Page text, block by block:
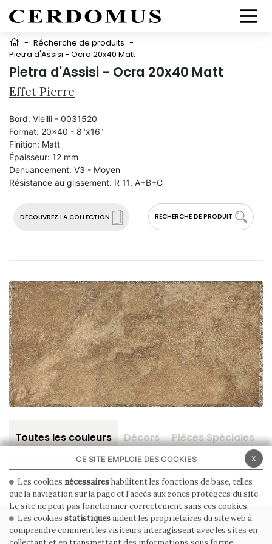
- Récherche de produits -
Pietra d'Assisi - Ocra 20x40 Matt
Pietra d'Assisi - Ocra 20x40 Matt
Effet Pierre
DÉCOUVREZ LA COLLECTION RECHERCHE DE PRODUIT
Bord: Vieilli - 0031520
Format: 20x40 - 8"x16"
Finition: Matt
Épaisseur: 12 mm
Denuancement: V3 - Moyen
Résistance au glissement: R 11, A+B+C
Toutes les couleurs Décors Pièces Spéciales
PRIVACY POLICY COOKIE POLICY
x
CE SITE EMPLOIE DES COOKIES
Les cookies nécessaireshabilitent les fonctions de base, telles
que la navigation sur la page et l'accès aux zones protégées du site.
Le site ne peut pas fonctionner correctement sans ces cookies.
Les cookies statistiquesaident les propriétaires du site web à
comprendre comment les visiteurs interagissent avec les sites en